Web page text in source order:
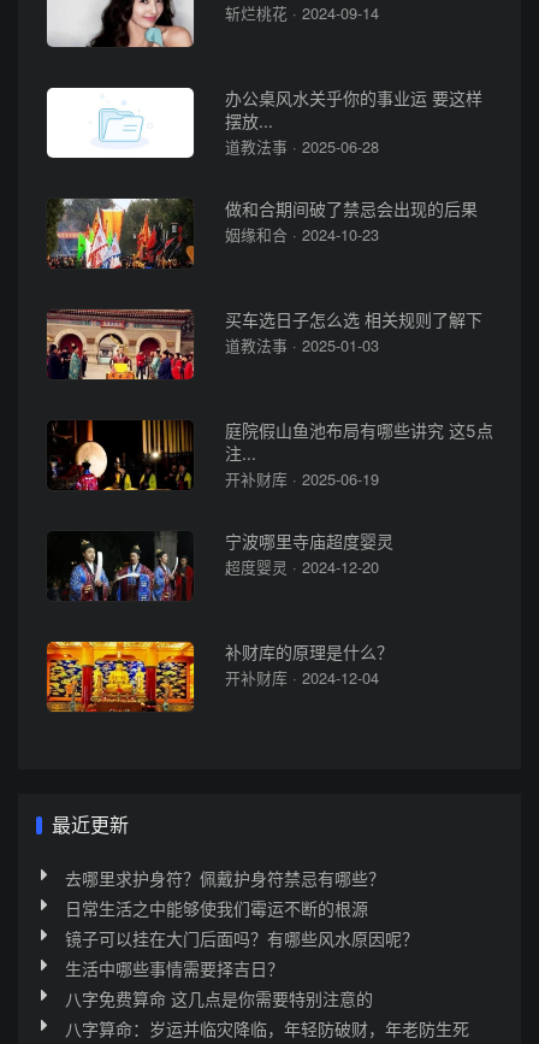
斩烂桃花 · 2024-09-14
办公桌风水关乎你的事业运 要这样
摆放...
道教法事 · 2025-06-28
做和合期间破了禁忌会出现的后果
姻缘和合 · 2024-10-23
买车选日子怎么选 相关规则了解下
道教法事 · 2025-01-03
庭院假山鱼池布局有哪些讲究 这5点
注...
开补财库 · 2025-06-19
宁波哪里寺庙超度婴灵
超度婴灵 · 2024-12-20
补财库的原理是什么？
开补财库 · 2024-12-04
最近更新
去哪里求护身符？佩戴护身符禁忌有哪些？
日常生活之中能够使我们霉运不断的根源
镜子可以挂在大门后面吗？有哪些风水原因呢？
生活中哪些事情需要择吉日？
八字免费算命 这几点是你需要特别注意的
八字算命：岁运并临灾降临，年轻防破财，年老防生死